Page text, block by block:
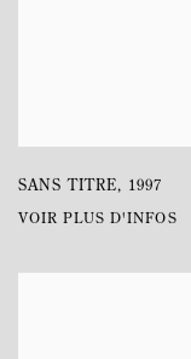
SANS TITRE, 1997
VOIR PLUS D'INFOS